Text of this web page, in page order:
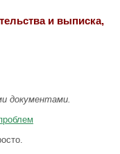
и выписка,
документами.